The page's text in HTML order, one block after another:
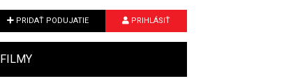
PRIDAŤ PODUJATIE PRIHLÁSIŤ
FILMY